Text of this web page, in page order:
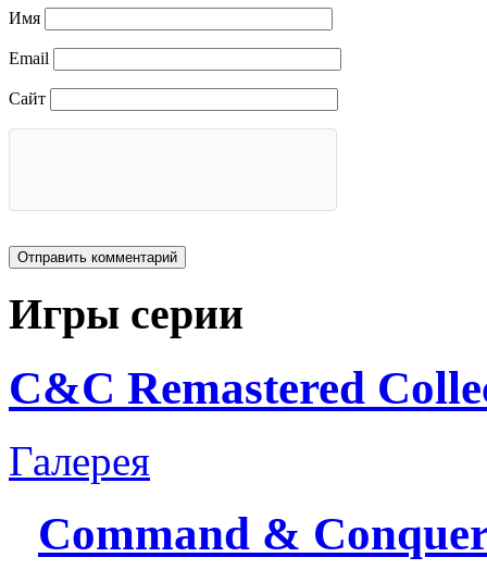
Имя
Email
Сайт
Игры серии
C&C Remastered
Галерея
Command &